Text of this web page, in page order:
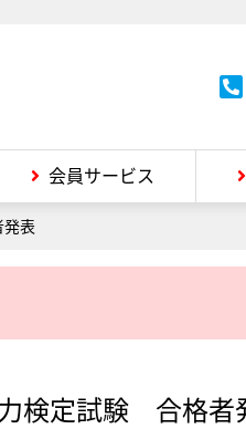
会員サービス
表
検定試験 合格者